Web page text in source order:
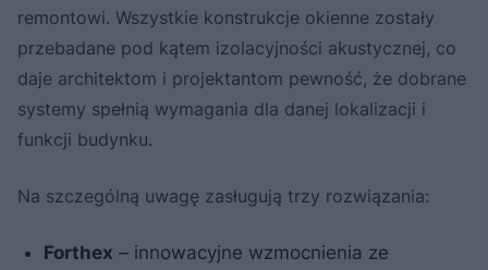
remontowi. Wszystkie konstrukcje okienne zostały
przebadane pod kątem izolacyjności akustycznej, co
daje architektom i projektantom pewność, że dobrane
systemy spełnią wymagania dla danej lokalizacji i
funkcji budynku.
Na szczególną uwagę zasługują trzy rozwiązania:
Forthex – innowacyjne wzmocnienia ze